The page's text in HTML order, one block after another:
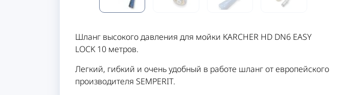
Шланг высокого давления для мойки KARCHER HD DN6 EASY
LOCK 10 метров.
Легкий, гибкий и очень удобный в работе шланг от европейского
производителя SEMPERIT.